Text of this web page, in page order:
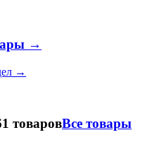
→
→
товаровВсе товары